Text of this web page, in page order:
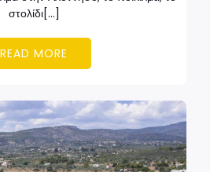
στολίδι[…]
READ MORE